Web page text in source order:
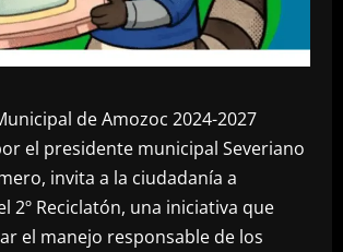
de Amozoc 2024-2027
el presidente municipal Severiano
invita a la ciudadanía a
2º Reciclatón, una iniciativa que
el manejo responsable de los